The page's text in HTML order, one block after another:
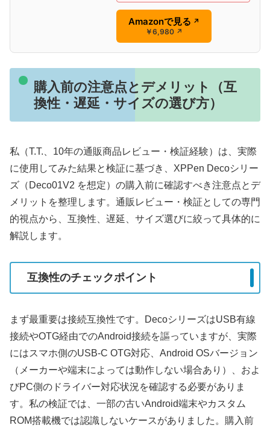
Amazonで見る ↗
￥6,980 ↗
購入前の注意点とデメリット（互
換性・遅延・サイズの選び方）
私（T.T.、10年の通販商品レビュー・検証経験）は、実際
に使用してみた結果と検証に基づき、XPPen Decoシリー
ズ（Deco01V2 を想定）の購入前に確認すべき注意点とデ
メリットを整理します。通販レビュー・検証としての専門
的視点から、互換性、遅延、サイズ選びに絞って具体的に
解説します。
互換性のチェックポイント
まず最重要は接続互換性です。DecoシリーズはUSB有線
接続やOTG経由でのAndroid接続を謳っていますが、実際
にはスマホ側のUSB-C OTG対応、Android OSバージョン
（メーカーや端末によっては動作しない場合あり）、およ
びPC側のドライバー対応状況を確認する必要がありま
す。私の検証では、一部の古いAndroid端末やカスタム
ROM搭載機では認識しないケースがありました。購入前